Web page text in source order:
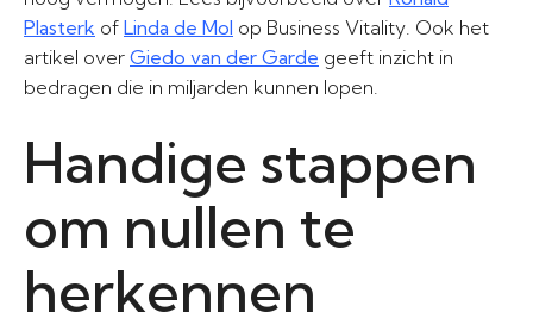
Plasterk of Linda de Mol op Business Vitality. Ook het
artikel over Giedo van der Garde geeft inzicht in
bedragen die in miljarden kunnen lopen.
Handige stappen
om nullen te
herkennen